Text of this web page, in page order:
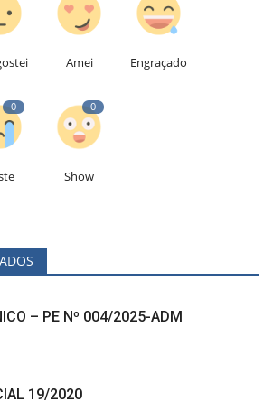
Amei Engraçado
0 0
Show
– PE Nº 004/2025-ADM
19/2020